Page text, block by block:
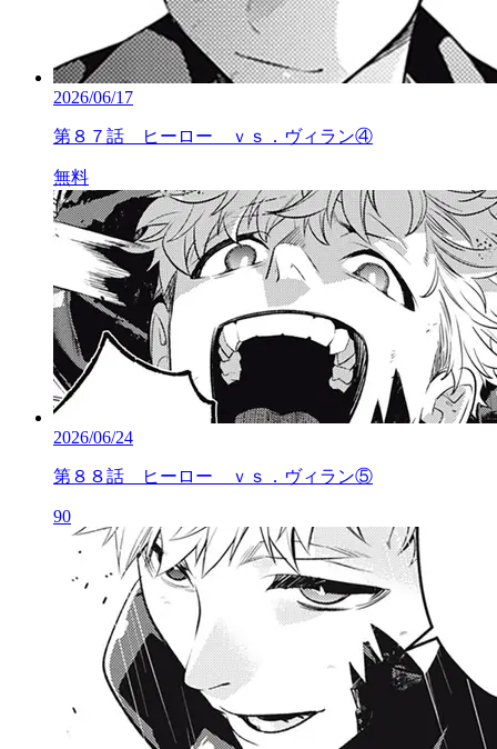
2026/06/17
第８７話 ヒーロー ｖｓ．ヴィラン④
無料
2026/06/24
第８８話 ヒーロー ｖｓ．ヴィラン⑤
90